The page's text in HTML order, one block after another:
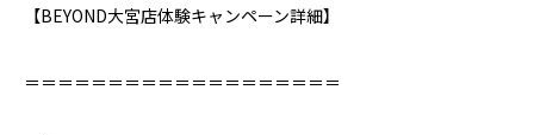
【BEYOND大宮店体験キャンペーン詳細】⁣
＝＝＝＝＝＝＝＝＝＝＝＝＝＝＝＝＝＝＝⁣